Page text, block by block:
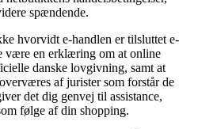
spændende.
hvorvidt e-handlen er tilsluttet e-
være en erklæring om at online
danske lovgivning, samt at
af jurister som forstår de
det dig genvej til assistance,
følge af din shopping.